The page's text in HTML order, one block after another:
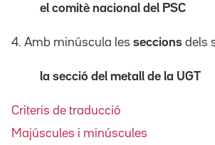
el comitè nacional del PSC
4. Amb minúscula les seccions dels
la secció del metall de la UGT
Criteris de traducció
Majúscules i minúscules